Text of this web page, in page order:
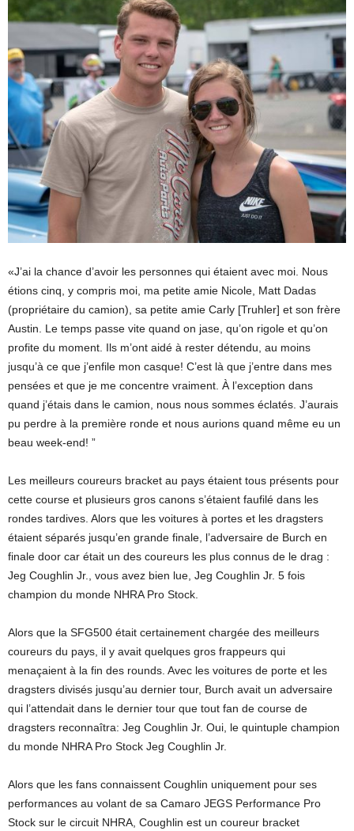
«J’ai la chance d’avoir les personnes qui étaient avec moi. Nous
étions cinq, y compris moi, ma petite amie Nicole, Matt Dadas
(propriétaire du camion), sa petite amie Carly [Truhler] et son frère
Austin. Le temps passe vite quand on jase, qu’on rigole et qu’on
profite du moment. Ils m’ont aidé à rester détendu, au moins
jusqu’à ce que j’enfile mon casque! C’est là que j’entre dans mes
pensées et que je me concentre vraiment. À l’exception dans
quand j’étais dans le camion, nous nous sommes éclatés. J’aurais
pu perdre à la première ronde et nous aurions quand même eu un
beau week-end! ”
Les meilleurs coureurs bracket au pays étaient tous présents pour
cette course et plusieurs gros canons s’étaient faufilé dans les
rondes tardives. Alors que les voitures à portes et les dragsters
étaient séparés jusqu’en grande finale, l’adversaire de Burch en
finale door car était un des coureurs les plus connus de le drag :
Jeg Coughlin Jr., vous avez bien lue, Jeg Coughlin Jr. 5 fois
champion du monde NHRA Pro Stock.
Alors que la SFG500 était certainement chargée des meilleurs
coureurs du pays, il y avait quelques gros frappeurs qui
menaçaient à la fin des rounds. Avec les voitures de porte et les
dragsters divisés jusqu’au dernier tour, Burch avait un adversaire
qui l’attendait dans le dernier tour que tout fan de course de
dragsters reconnaîtra: Jeg Coughlin Jr. Oui, le quintuple champion
du monde NHRA Pro Stock Jeg Coughlin Jr.
Alors que les fans connaissent Coughlin uniquement pour ses
performances au volant de sa Camaro JEGS Performance Pro
Stock sur le circuit NHRA, Coughlin est un coureur bracket